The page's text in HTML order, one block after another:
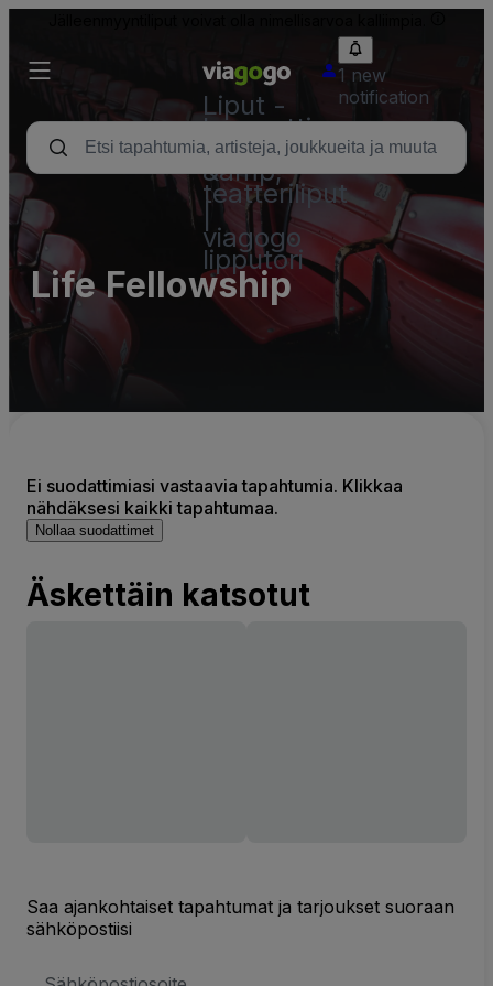
Liput -
konsertti,
urheilu
&amp;
teatteriliput
viagogo
lipputori
1 new
notification
Life Fellowship
Ei suodattimiasi vastaavia tapahtumia. Klikkaa
nähdäksesi kaikki tapahtumaa.
Nollaa suodattimet
Äskettäin katsotut
Saa ajankohtaiset tapahtumat ja tarjoukset suoraan
sähköpostiisi